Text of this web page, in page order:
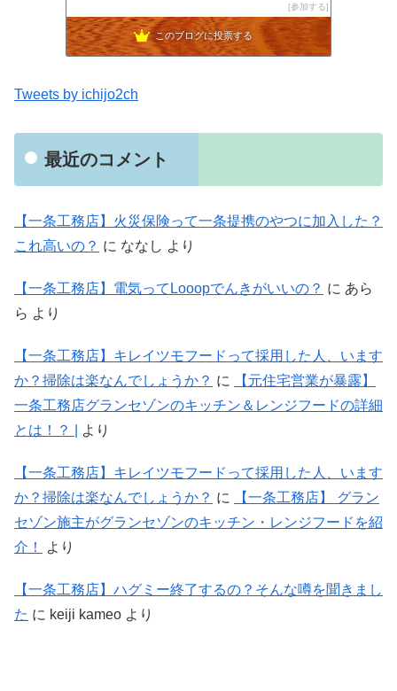
参加する
このブログに投票する
Tweets by ichijo2ch
最近のコメント
【一条工務店】火災保険って一条提携のやつに加入した？
これ高いの？ に ななし より
【一条工務店】電気ってLooopでんきがいいの？ に あら
ら より
【一条工務店】キレイツモフードって採用した人、います
か？掃除は楽なんでしょうか？ に
【元住宅営業が暴露】
一条工務店グランセゾンのキッチン＆レンジフードの詳細
とは！？ |
より
【一条工務店】キレイツモフードって採用した人、います
か？掃除は楽なんでしょうか？ に
【一条工務店】 グラン
セゾン施主がグランセゾンのキッチン・レンジフードを紹
介！
より
【一条工務店】ハグミー終了するの？そんな噂を聞きまし
た に keiji kameo より